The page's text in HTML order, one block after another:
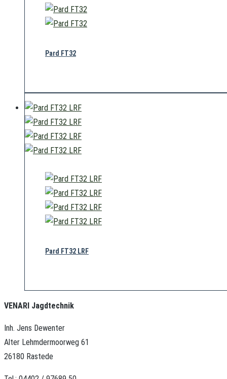
Pard FT32
Pard FT32 LRF
VENARI Jagdtechnik
Inh. Jens Dewenter
Alter Lehmdermoorweg 61
26180 Rastede